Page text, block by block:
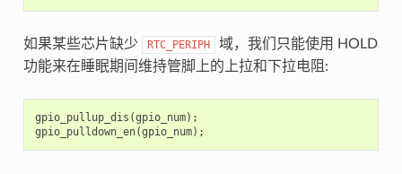
如果某些芯片缺少 RTC_PERIPH
域，我们只能使用 HOLD
功能来在睡眠期间维持管脚上的上拉和下拉电阻:
gpio_pullup_dis (gpio_num);
gpio_pulldown_en(gpio_num);